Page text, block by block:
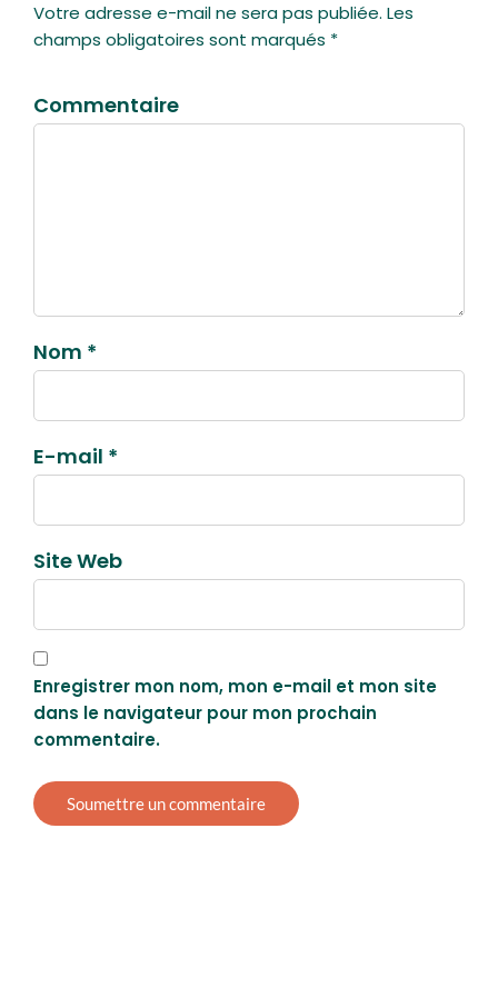
Votre adresse e-mail ne sera pas publiée. Les
champs obligatoires sont marqués *
Commentaire
Nom *
E-mail *
Site Web
Enregistrer mon nom, mon e-mail et mon site
dans le navigateur pour mon prochain
commentaire.